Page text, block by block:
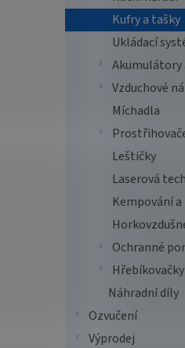
Kufry a tašky
Ukládací
Akumulátory
Vzduchové
Míchadla
Leštičky
Laserová
Kempování
Ochranné
Hřebíkovačky
Náhradní díly
Ozvučení
Výprodej